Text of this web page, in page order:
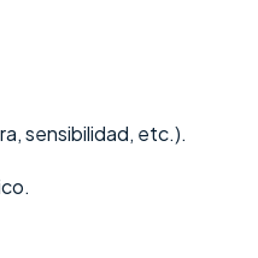
sensibilidad, etc.).